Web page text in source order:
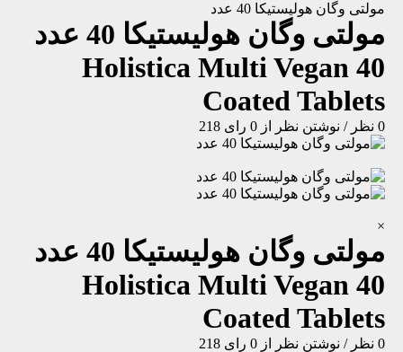
مولتی وگان هولیستیکا 40 عدد
مولتی وگان هولیستیکا 40 عدد
Holistica Multi Vegan 40
Coated Tablets
0 نظر / نوشتن نظر از 0 رای 218
×
مولتی وگان هولیستیکا 40 عدد
Holistica Multi Vegan 40
Coated Tablets
0 نظر / نوشتن نظر از 0 رای
218